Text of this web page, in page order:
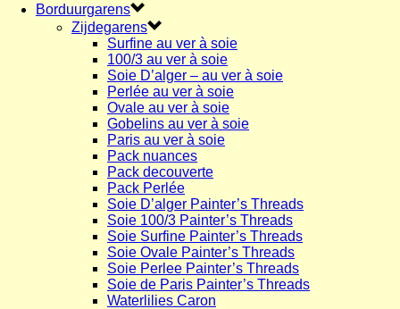
Borduurgarens
Zijdegarens
Surfine au ver à soie
100/3 au ver à soie
Soie D’alger – au ver à soie
Perlée au ver à soie
Ovale au ver à soie
Gobelins au ver à soie
Paris au ver à soie
Pack nuances
Pack decouverte
Pack Perlée
Soie D’alger Painter’s Threads
Soie 100/3 Painter’s Threads
Soie Surfine Painter’s Threads
Soie Ovale Painter’s Threads
Soie Perlee Painter’s Threads
Soie de Paris Painter’s Threads
Waterlilies Caron